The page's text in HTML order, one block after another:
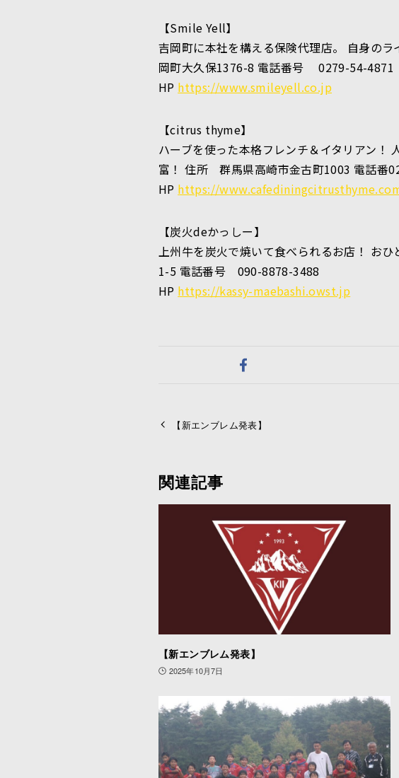
【Smile Yell】
吉岡町に本社を構える保険代理店。 自身の
岡町大久保1376-8 電話番号 0279-54-4871
HP https://www.smileyell.co.jp
【citrus thyme】
ハーブを使った本格フレンチ＆イタリアン！
富！ 住所 群馬県高崎市金古町1003 電話番
HP https://
【炭火deかっしー】
上州牛を炭火で焼いて食べられるお店！ お
1-5 電話番号 090-8878-3488
HP https://kassy-maebashi.owst.jp
【新エンブレム発表】
関連記事
【新エンブレム発表】
2025年10月7日